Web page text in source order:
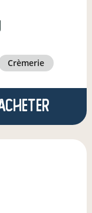
crèmerie